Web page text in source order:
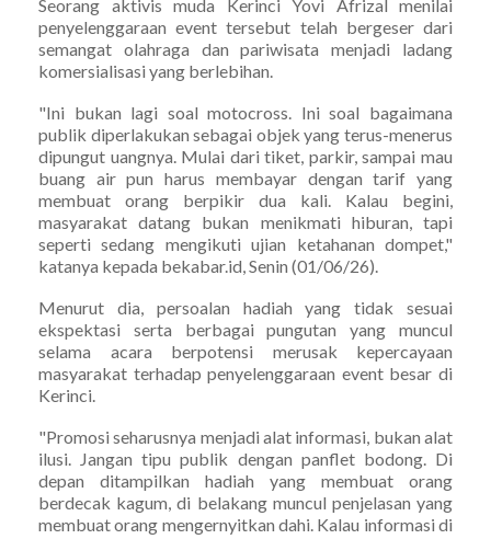
Seorang aktivis muda Kerinci Yovi Afrizal menilai
penyelenggaraan event tersebut telah bergeser dari
semangat olahraga dan pariwisata menjadi ladang
komersialisasi yang berlebihan.
"Ini bukan lagi soal motocross. Ini soal bagaimana
publik diperlakukan sebagai objek yang terus-menerus
dipungut uangnya. Mulai dari tiket, parkir, sampai mau
buang air pun harus membayar dengan tarif yang
membuat orang berpikir dua kali. Kalau begini,
masyarakat datang bukan menikmati hiburan, tapi
seperti sedang mengikuti ujian ketahanan dompet,"
katanya kepada bekabar.id, Senin (01/06/26).
Menurut dia, persoalan hadiah yang tidak sesuai
ekspektasi serta berbagai pungutan yang muncul
selama acara berpotensi merusak kepercayaan
masyarakat terhadap penyelenggaraan event besar di
Kerinci.
"Promosi seharusnya menjadi alat informasi, bukan alat
ilusi. Jangan tipu publik dengan panflet bodong. Di
depan ditampilkan hadiah yang membuat orang
berdecak kagum, di belakang muncul penjelasan yang
membuat orang mengernyitkan dahi. Kalau informasi di